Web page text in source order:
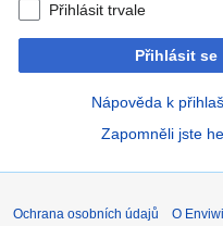
Přihlásit trvale
Přihlásit se
Nápověda k
Zapomněli jste
Ochrana osobních údajů O